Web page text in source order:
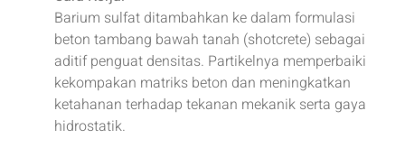
Barium sulfat ditambahkan ke dalam formulasi
beton tambang bawah tanah (shotcrete) sebagai
aditif penguat densitas. Partikelnya memperbaiki
kekompakan matriks beton dan meningkatkan
ketahanan terhadap tekanan mekanik serta gaya
hidrostatik.